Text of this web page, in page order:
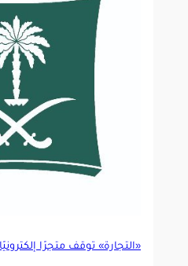
«التجارة» توقف متجرًا